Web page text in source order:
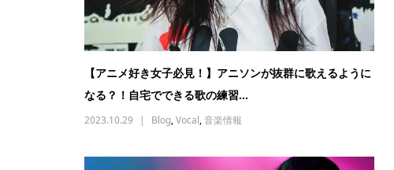
【アニメ好き女子必見！】アニソンが抜群に歌えるように
なる？！自宅でできる歌の練習...
2023.10.29 Blog,Vocal,音楽情報